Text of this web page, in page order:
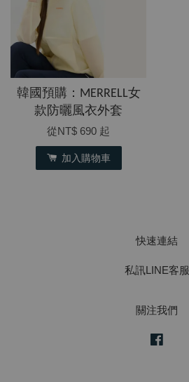
韓國預購：MERRELL女
款防曬風衣外套
從NT$ 690 起
加入購物車
快速連結
私訊LINE客服
關注我們